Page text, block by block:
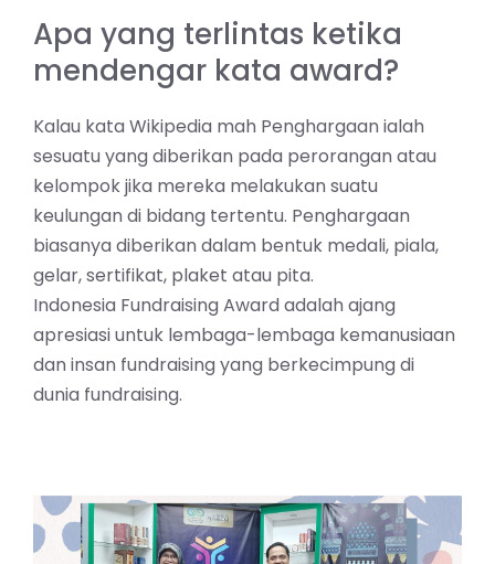
Apa yang terlintas ketika
mendengar kata award?
Kalau kata Wikipedia mah Penghargaan ialah
sesuatu yang diberikan pada perorangan atau
kelompok jika mereka melakukan suatu
keulungan di bidang tertentu. Penghargaan
biasanya diberikan dalam bentuk medali, piala,
gelar, sertifikat, plaket atau pita.
Indonesia Fundraising Award adalah ajang
apresiasi untuk lembaga-lembaga kemanusiaan
dan insan fundraising yang berkecimpung di
dunia fundraising.